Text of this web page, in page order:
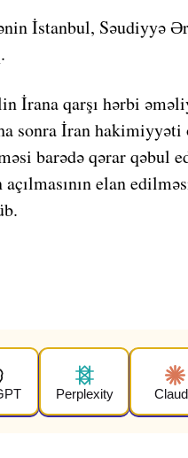
İstanbul, Səudiyyə
İrana qarşı hərbi
sonra İran
barədə qərar qəbul
elan
Perplexity